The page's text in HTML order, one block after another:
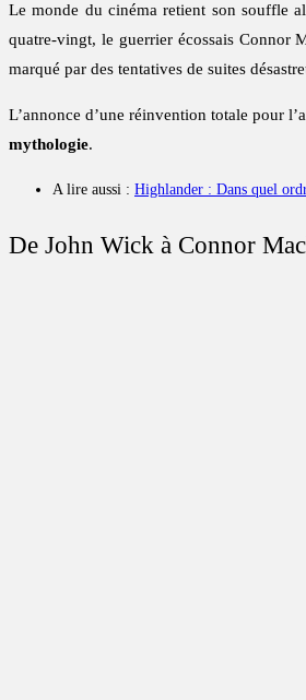
Le monde du cinéma retient son souffle
quatre-vingt, le guerrier écossais Connor
marqué par des tentatives de suites
L’annonce d’une réinvention totale pour
mythologie.
A lire aussi : Highlander : Dans quel
De John Wick à Connor